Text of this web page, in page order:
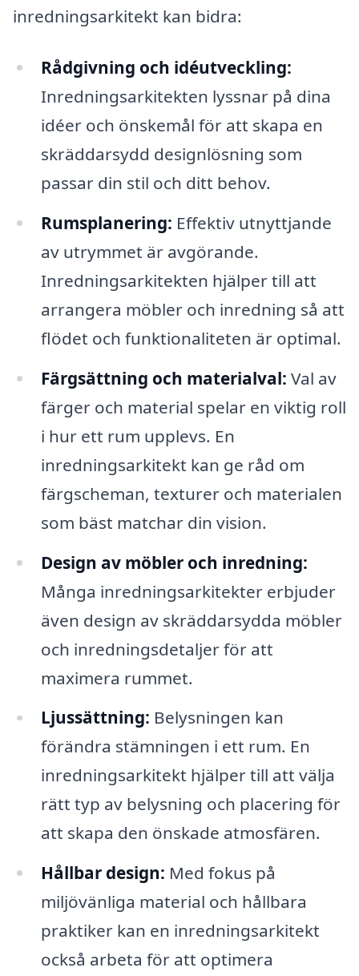
inredningsarkitekt kan bidra:
Rådgivning och idéutveckling:
Inredningsarkitekten lyssnar på dina
idéer och önskemål för att skapa en
skräddarsydd designlösning som
passar din stil och ditt behov.
Rumsplanering: Effektiv utnyttjande
av utrymmet är avgörande.
Inredningsarkitekten hjälper till att
arrangera möbler och inredning så att
flödet och funktionaliteten är optimal.
Färgsättning och materialval: Val av
färger och material spelar en viktig roll
i hur ett rum upplevs. En
inredningsarkitekt kan ge råd om
färgscheman, texturer och materialen
som bäst matchar din vision.
Design av möbler och inredning:
Många inredningsarkitekter erbjuder
även design av skräddarsydda möbler
och inredningsdetaljer för att
maximera rummet.
Ljussättning: Belysningen kan
förändra stämningen i ett rum. En
inredningsarkitekt hjälper till att välja
rätt typ av belysning och placering för
att skapa den önskade atmosfären.
Hållbar design: Med fokus på
miljövänliga material och hållbara
praktiker kan en inredningsarkitekt
också arbeta för att optimera